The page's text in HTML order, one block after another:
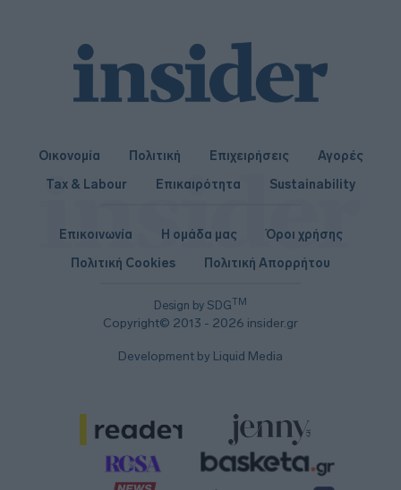
Οικονομία Πολιτική Επιχειρήσεις
Αγορές
Tax & Labour
Επικαιρότητα Sustainability
Design by SDGTM
Copyright© 2013 - 2026 insider.gr
Επικοινωνία Η ομάδα μας
Όροι χρήσης
Πολιτική Cookies
Πολιτική Απορρήτου
Development by Liquid Media